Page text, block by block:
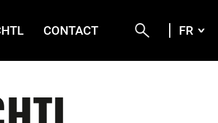
CONTACT FR